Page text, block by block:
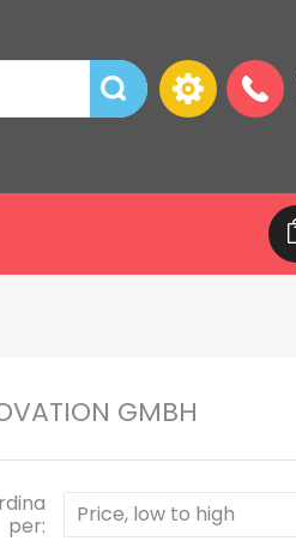
GMBH
per:
Price, low to high